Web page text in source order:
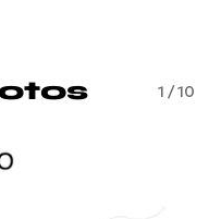
1 /10